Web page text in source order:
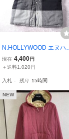
N.HOLLYWOOD エヌハ
ウッド ミスターハリウッ
ド チェック/ナイロン リ
日本製 ビッグプレイド N
ハリ (38) e-184
現在 4,400円
＋送料1,020円
入札 - 残り 15時間
NEW